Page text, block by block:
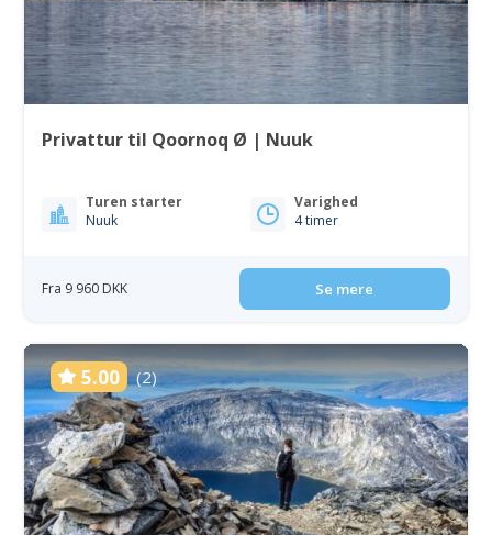
Privattur til Qoornoq Ø | Nuuk
Turen starter
Nuuk
Varighed
4 timer
Fra 9 960 DKK Se mere
5.00 (2)